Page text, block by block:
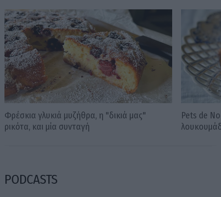
Φρέσκια γλυκιά μυζήθρα, η "δικιά μας"
ρικότα, και μία συνταγή
Pets de
PODCASTS